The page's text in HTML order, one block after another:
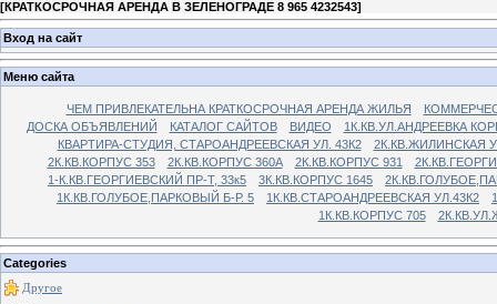
[КРАТКОСРОЧНАЯ АРЕНДА В ЗЕЛЕНОГРАДЕ 8 965 4232543]
Вход на сайт
Меню сайта
ЧЕМ ПРИВЛЕКАТЕЛЬНА КРАТКОСРОЧНАЯ АРЕНДА ЖИЛЬЯ
ДОСКА ОБЪЯВЛЕНИЙ
КАТАЛОГ САЙТОВ ВИДЕО
1К.КВ.УЛ.АНДРЕЕВКА
КВАРТИРА-СТУДИЯ, СТАРОАНДРЕЕВСКАЯ УЛ. 43К2
2К.КВ.ЖИЛИНСКАЯ
2К.КВ.КОРПУС 353
2К.КВ.КОРПУС 360А 2К.КВ.КОРПУС 931
1-К.КВ.ГЕОРГИЕВСКИЙ ПР-Т, 33к5
3К.КВ.КОРПУС 1645
1К.КВ.ГОЛУБОЕ,ПАРКОВЫЙ Б-Р. 5
1К.КВ.СТАРОАНДРЕЕВСКАЯ УЛ.43К2
1К.КВ.КОРПУС 705
Categories
Другое